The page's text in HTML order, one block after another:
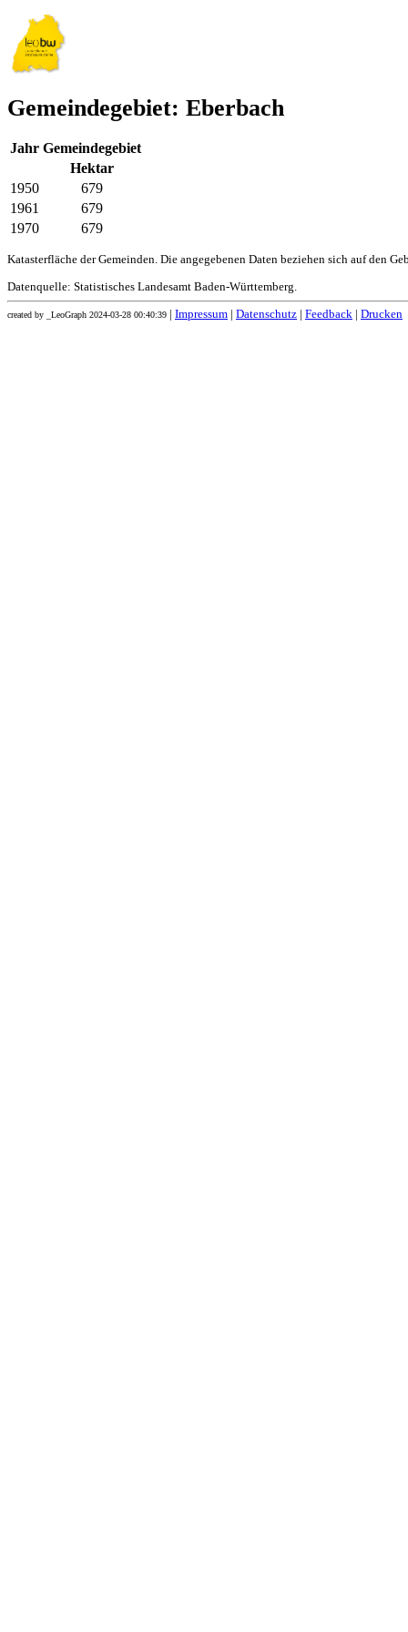
Gemeindegebiet: Eberbach
Jahr Gemeindegebiet
Hektar
1950
679
1961
679
1970
679
Katasterfläche der Gemeinden. Die angegebenen Daten beziehen sich auf den
Datenquelle: Statistisches Landesamt Baden-Württemberg.
created by _LeoGraph 2024-03-28 00:40:39 Impressum Datenschutz Feedback Drucken